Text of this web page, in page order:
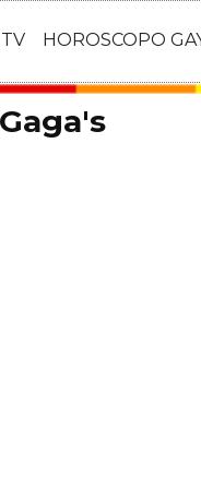
HOROSCOPO